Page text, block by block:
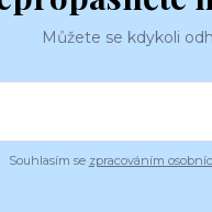
Můžete se kdykoli
Souhlasím se zpracováním